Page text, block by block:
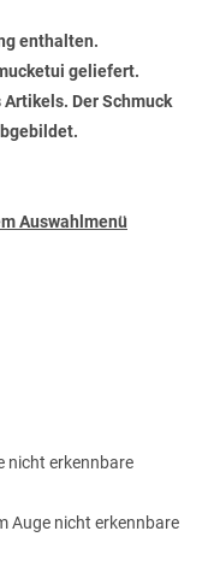
enthalten.
geliefert.
Der Schmuck
Auswahlmenü
nicht erkennbare
Auge nicht erkennbare